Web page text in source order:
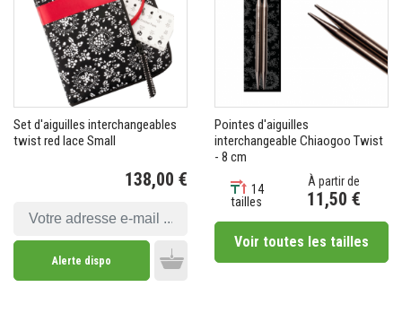
Set d'aiguilles interchangeables
twist red lace Small
138,00 €
Alerte dispo
Pointes d'aiguilles
interchangeable Chiaogoo Twist
- 8 cm
14
tailles
À partir de
11,50 €
Voir toutes les tailles